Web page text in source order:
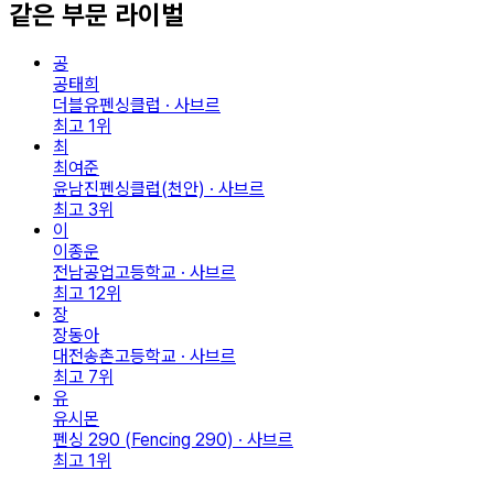
같은 부문 라이벌
공
공태희
더블유펜싱클럽 · 사브르
최고 1위
최
최여준
윤남진펜싱클럽(천안) · 사브르
최고 3위
이
이종운
전남공업고등학교 · 사브르
최고 12위
장
장동아
대전송촌고등학교 · 사브르
최고 7위
유
유시몬
펜싱 290 (Fencing 290) · 사브르
최고 1위